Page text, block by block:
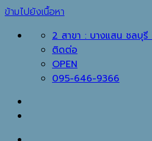
ข้ามไปยังเนื้อหา
2 สาขา : บางแสน ชลบุรี
ติดต่อ
OPEN
095-646-9366